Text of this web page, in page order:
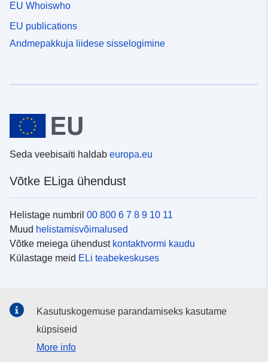
EU Whoiswho
EU publications
Andmepakkuja liidese sisselogimine
Seda veebisaiti haldab europa.eu
Võtke ELiga ühendust
Helistage numbril 00 800 6 7 8 9 10 11
Muud helistamisvõimalused
Võtke meiega ühendust kontaktvormi kaudu
Külastage meid ELi teabekeskuses
Otsige ELi teavet
Kasutuskogemuse parandamiseks kasutame
küpsiseid
More info